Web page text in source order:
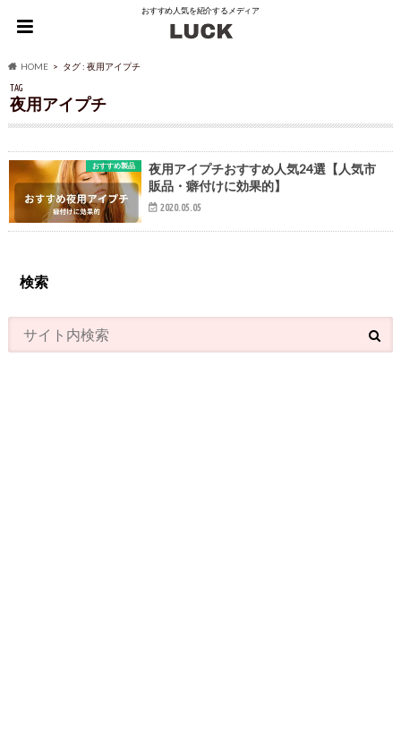
おすすめ人気を紹介するメディア
HOME タグ : 夜用アイプチ
TAG
夜用アイプチ
おすすめ製品
夜用アイプチおすすめ人気24選【人気市
販品・癖付けに効果的】
2020.05.05
検索